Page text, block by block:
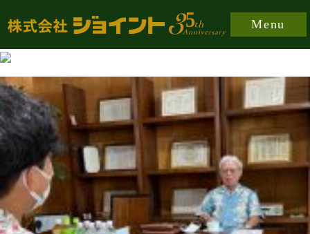
Menu
fancybox/fancybox/jquery.fancybox-1.3.8.min.css